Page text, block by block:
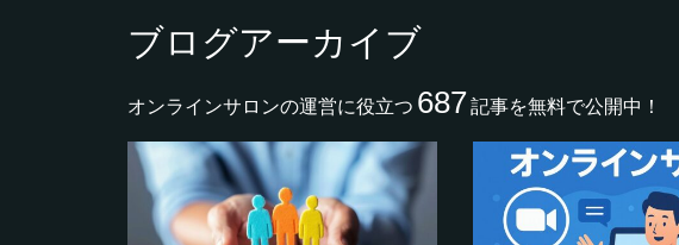
ブログアーカイブ
オンラインサロンの運営に役立つ 687記事を無料で公開中！